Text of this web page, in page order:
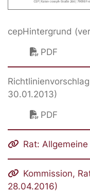
cepHintergrund
PDF
30.01.2013)
PDF
Rat:
Kommission,
28.04.2016)